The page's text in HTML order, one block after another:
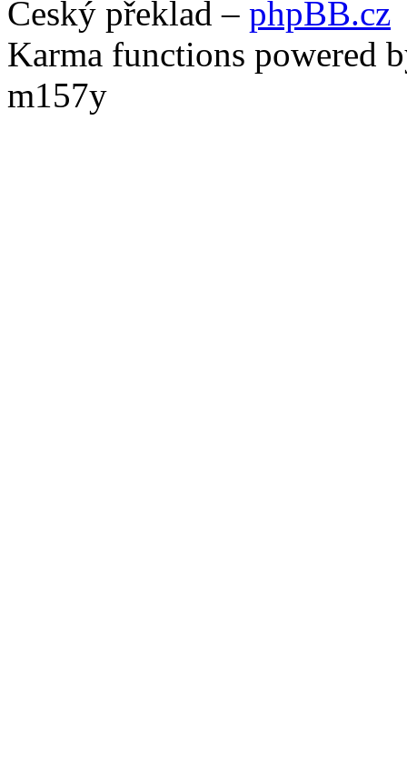
Český překlad – phpBB.cz
Karma functions powered
m157y